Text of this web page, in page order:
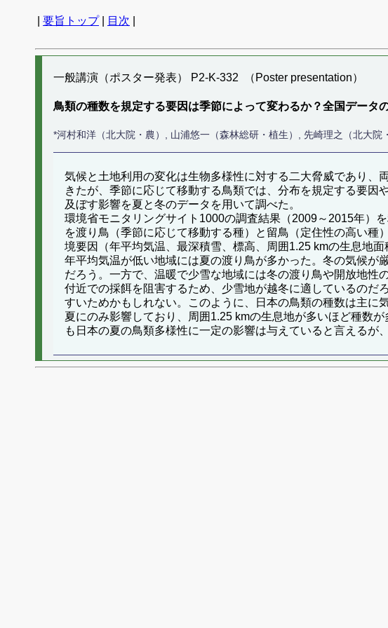
要旨トップ| 目次
一般講演（ポスター発表） P2-K-332 （Poster presentation）
鳥類の種数を規定する要因は季節によって変わるか？全国データ
*河村和洋（北大院・農）, 山浦悠一（森林総研・植生）, 先崎理之（北大院
気候と土地利用の変化は生物多様性に対する二大脅威であり、
きたが、季節に応じて移動する鳥類では、分布を規定する要
及ぼす影響を夏と冬のデータを用いて調べた。
環境省モニタリングサイト1000の調査結果（2009～2015年）
を渡り鳥（季節に応じて移動する種）と留鳥（定住性の高い
境要因（年平均気温、最深積雪、標高、周囲1.25 kmの生息地
年平均気温が低い地域には夏の渡り鳥が多かった。冬の気候
だろう。一方で、温暖で少雪な地域には冬の渡り鳥や開放地
付近での採餌を阻害するため、少雪地が越冬に適しているの
すいためかもしれない。このように、日本の鳥類の種数は主
夏にのみ影響しており、周囲1.25 kmの生息地が多いほど種数
も日本の夏の鳥類多様性に一定の影響は与えていると言えるが